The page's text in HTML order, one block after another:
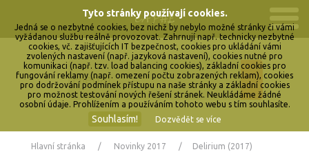
Hlavní stránka Novinky 2017 Delirium (2017)
Tyto stránky používají cookies.
Jedná se o nezbytné cookies, bez nichž by nebylo možné stránky či vámi
vyžádanou službu reálně provozovat. Zahrnují např. technicky nezbytné
cookies, vč. zajišťujících IT bezpečnost, cookies pro ukládání vámi
zvolených nastavení (např. jazyková nastavení), cookies nutné pro
komunikaci (např. tzv. load balancing cookies), základní cookies pro
fungování reklamy (např. omezení počtu zobrazených reklam), cookies
pro dodržování podmínek přístupu na naše stránky a základní cookies
pro možnost testování nových řešení stránek. Neukládáme žádné
osobní údaje. Prohlížením a používáním tohoto webu s tím souhlasíte.
Souhlasím! Dozvědět se více